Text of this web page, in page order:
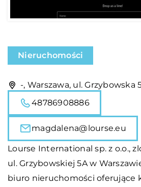
Nieruchomości
-, Warszawa, ul. Grzybowska
48786908886
magdalena@lourse.eu
Lourse International sp. z o.o.,
ul. Grzybowskiej 5A w
biuro nieruchomości oferujące